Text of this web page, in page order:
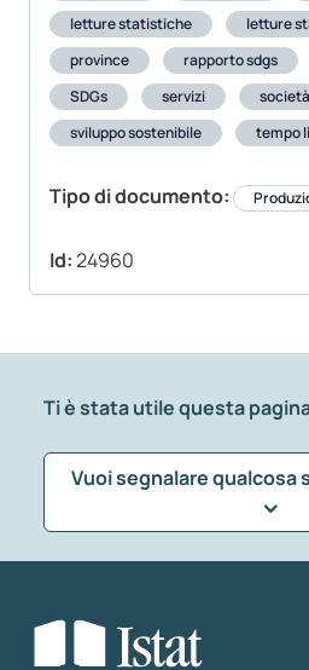
letture statistiche
letture
province
rapporto sdgs
SDGs
servizi società
sviluppo sostenibile
tempo
Tipo di documento:
Id:24960
Ti è stata utile questa
Vuoi segnalare qualcosa
Seleziona la tipologia della